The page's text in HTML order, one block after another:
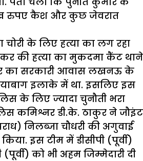
रुपए कैश और कुछ जेवरात
के लिए हत्या का लग रहा
की हत्या का मुकदमा कैंट थाने
का सरकारी आवास लखनऊ के
इलाके में था. इसलिए इस
के लिए ज्यादा चुनौती भरा
कमिश्नर डी.के. ठाकुर ने जौइंट
निलब्जा चौधरी की अगुवाई
इस टीम में डीसीपी (पूर्वी)
को भी अहम जिम्मेदारी दी